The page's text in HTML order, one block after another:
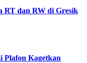
RT dan RW di Gresik
Plafon Kagetkan